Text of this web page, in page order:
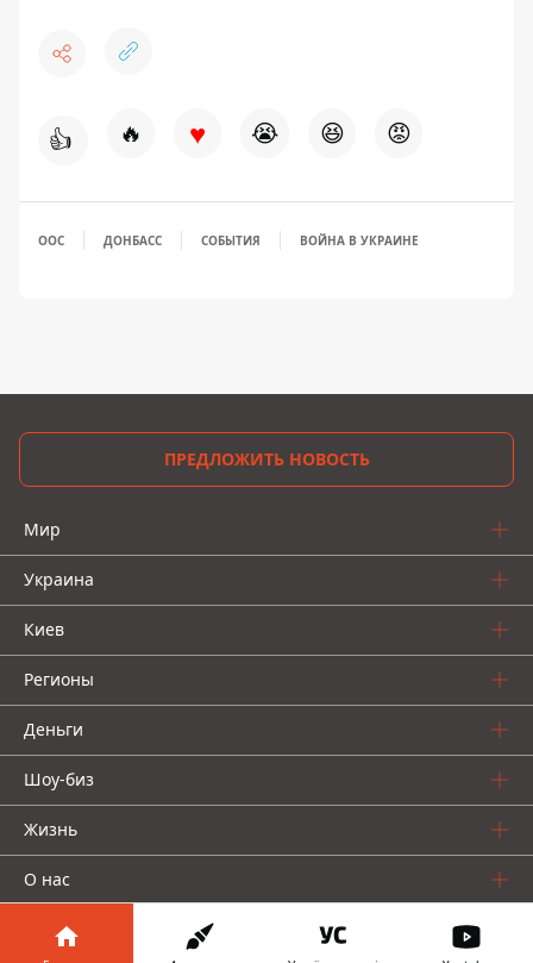
👍 🔥 ♥ 😭 😆 😡
ООС ДОНБАСС СОБЫТИЯ ВОЙНА В УКРАИНЕ
ПРЕДЛОЖИТЬ НОВОСТЬ
Мир
Украина
Киев
Регионы
Деньги
Шоу-биз
Жизнь
О нас